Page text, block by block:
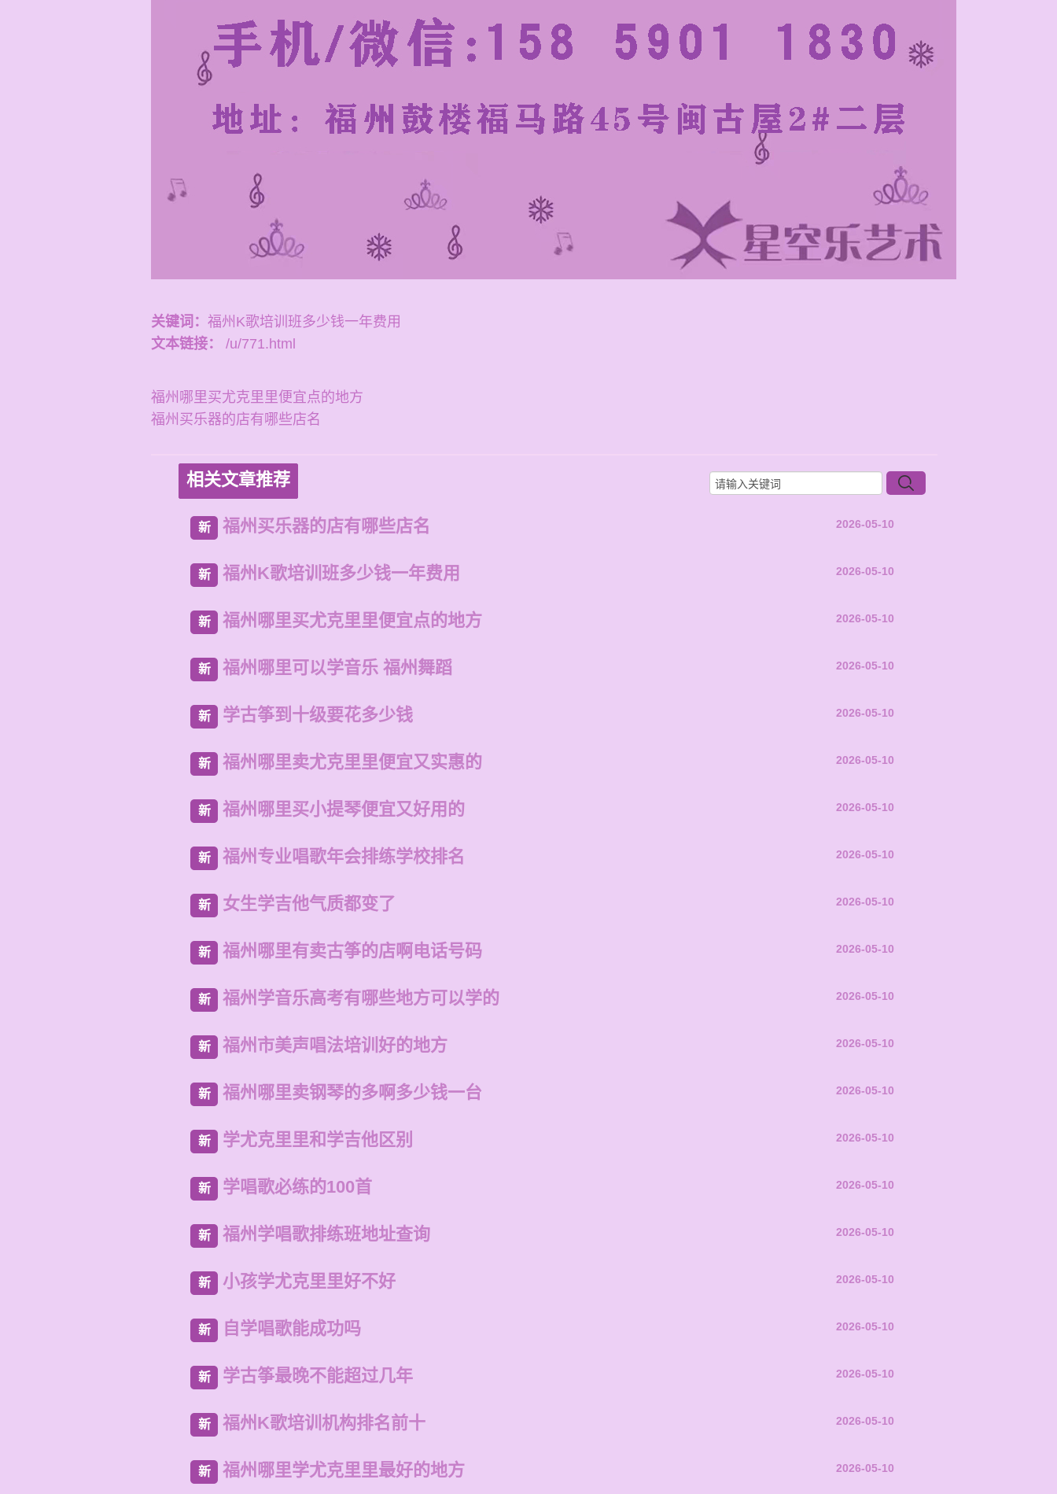
关键词： 福州K歌培训班多少钱一年费用
文本链接：
/u/771.html
福州哪里买尤克里里便宜点的地方
福州买乐器的店有哪些店名
相关文章推荐
新 福州买乐器的店有哪些店名 2026-05-10
新 福州K歌培训班多少钱一年费用 2026-05-10
新 福州哪里买尤克里里便宜点的地方 2026-05-10
新 福州哪里可以学音乐 福州舞蹈 2026-05-10
新 学古筝到十级要花多少钱 2026-05-10
新 福州哪里卖尤克里里便宜又实惠的 2026-05-10
新 福州哪里买小提琴便宜又好用的 2026-05-10
新 福州专业唱歌年会排练学校排名 2026-05-10
新 女生学吉他气质都变了 2026-05-10
新 福州哪里有卖古筝的店啊电话号码 2026-05-10
新 福州学音乐高考有哪些地方可以学的 2026-05-10
新 福州市美声唱法培训好的地方 2026-05-10
新 福州哪里卖钢琴的多啊多少钱一台 2026-05-10
新 学尤克里里和学吉他区别 2026-05-10
新 学唱歌必练的100首 2026-05-10
新 福州学唱歌排练班地址查询 2026-05-10
新 小孩学尤克里里好不好 2026-05-10
新 自学唱歌能成功吗 2026-05-10
新 学古筝最晚不能超过几年 2026-05-10
新 福州K歌培训机构排名前十 2026-05-10
新 福州哪里学尤克里里最好的地方 2026-05-10